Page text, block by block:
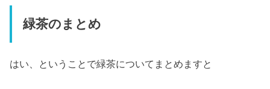
緑茶のまとめ
はい、ということで緑茶についてまとめますと